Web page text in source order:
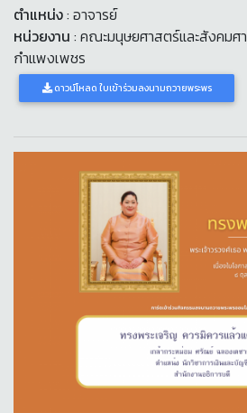
ตำแหน่ง: อาจารย์
หน่วยงาน : คณะมนุษยศาสตร์และสังคมศ
กำแพงเพชร
ดาวน์โหลด ใบเข้าร่วมลงนามถวายพระพร